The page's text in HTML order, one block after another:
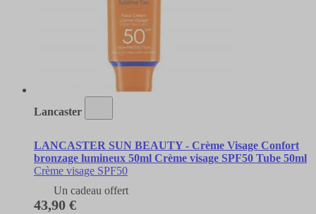
Lancaster
LANCASTER SUN BEAUTY - Crème Visage Confort
bronzage lumineux 50ml Crème visage SPF50 Tube 50ml
Crème visage SPF50
Un cadeau offert
43,90 €